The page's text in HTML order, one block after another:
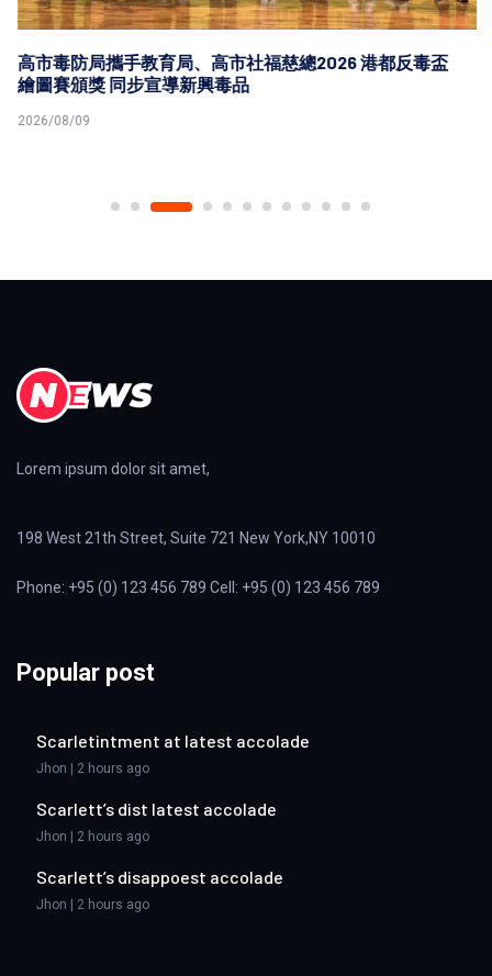
高市毒防局攜手教育局、高市社福慈總2026 港都反毒盃
繪圖賽頒獎 同步宣導新興毒品
2026/08/09
Lorem ipsum dolor sit amet,
198 West 21th Street, Suite 721 New York,NY 10010
Phone: +95 (0) 123 456 789 Cell: +95 (0) 123 456 789
Popular post
Scarletintment at latest accolade
Jhon | 2 hours ago
Scarlett’s dist latest accolade
Jhon | 2 hours ago
Scarlett’s disappoest accolade
Jhon | 2 hours ago